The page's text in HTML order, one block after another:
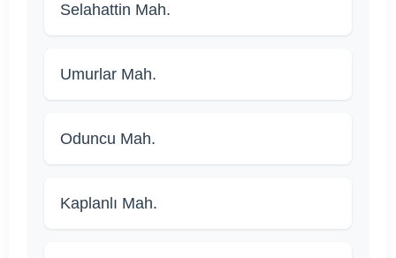
Selahattin Mah.
Umurlar Mah.
Oduncu Mah.
Kaplanlı Mah.